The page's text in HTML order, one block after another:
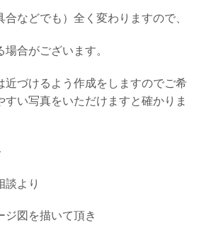
などでも）全く変わりますので、
合がございます。
近づけるよう作成をしますのでご希
い写真をいただけますと確かりま
談より
ジ図を描いて頂き